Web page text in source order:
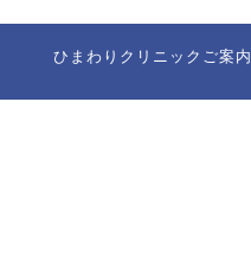
ひまわりクリニックご案内